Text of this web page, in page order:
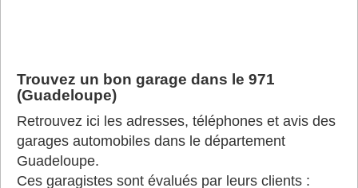
Trouvez un bon garage dans le 971
(Guadeloupe)
Retrouvez ici les adresses, téléphones et avis des
garages automobiles dans le département
Guadeloupe.
Ces garagistes sont évalués par leurs clients :